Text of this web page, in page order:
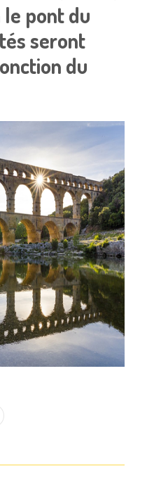
pont du
seront
du